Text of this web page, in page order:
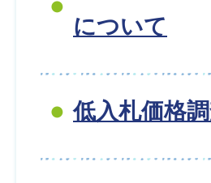
について
低入札価格